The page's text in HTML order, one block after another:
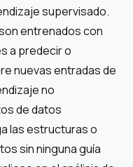
supervisado.
entrenados con
a predecir o
nuevas entradas de
no
de datos
las estructuras o
sin ninguna guía